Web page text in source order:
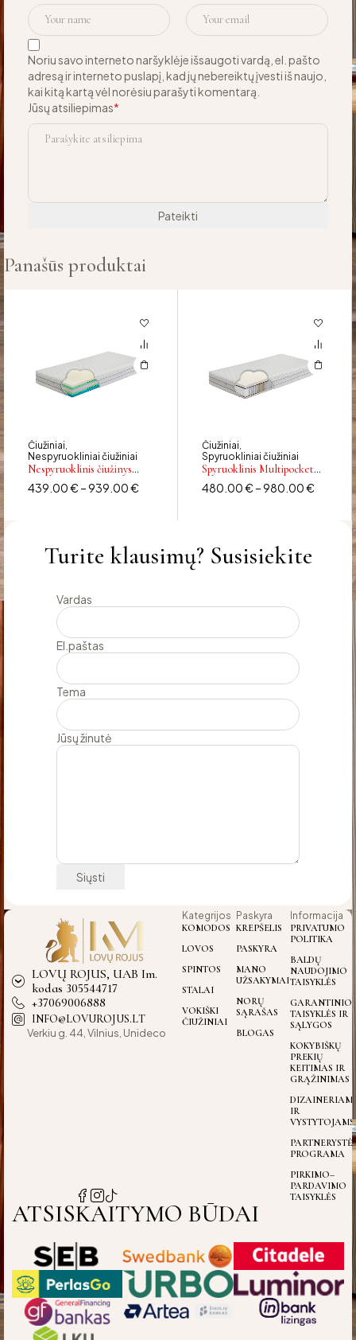
Jūsų atsiliepimas*
Noriu savo interneto naršyklėje išsaugoti vardą, el. pašto
adresą ir interneto puslapį, kad jų nebereiktų įvesti iš naujo,
kai kitą kartą vėl norėsiu parašyti komentarą.
Panašūs produktai
Čiužiniai
Nespyruokliniai čiužiniai
Nespyruoklinis čiužinys
PRIMERO
439.00€ –939.00€
Čiužiniai
Spyruokliniai čiužiniai
Spyruoklinis Multipocket
čiužinys NOJUS
480.00€ –980.00€
Turite klausimų? Susisiekite
Vardas
El.paštas
Tema
Jūsų žinutė
Kategrijos
KOMODOS
LOVOS
SPINTOS
STALAI
VOKIŠKI
ČIUŽINIAI
Paskyra
KREPŠELIS
PASKYRA
MANO
UŽSAKYMAI
NORŲ
SĄRAŠAS
BLOGAS
Informacija
PRIVATUMO
POLITIKA
BALDŲ
NAUDOJIMO
TAISYKLĖS
GARANTINIO
TAISYKLĖS IR
SĄLYGOS
KOKYBIŠKŲ
PREKIŲ
KEITIMAS IR
GRĄŽINIMAS
IR
VYSTYTOJAMS
PROGRAMA
PIRKIMO–
PARDAVIMO
TAISYKLĖS
LOVŲ ROJUS, UAB Im.
kodas 305544717
+37069006888
INFO@LOVUROJUS.LT
Verkiu g. 44, Vilnius, Unideco
ATSISKAITYMO BŪDAI